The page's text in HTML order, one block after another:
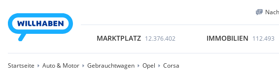
MARKTPLATZ 12.376.402 IMMOBILIEN 112.493
Startseite Auto & Motor Gebrauchtwagen Opel Corsa